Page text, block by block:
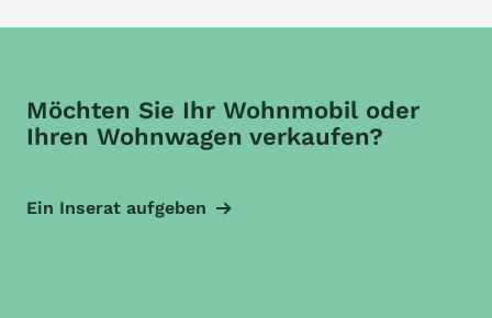
Möchten Sie Ihr Wohnmobil oder
Ihren Wohnwagen verkaufen?
Ein Inserat aufgeben